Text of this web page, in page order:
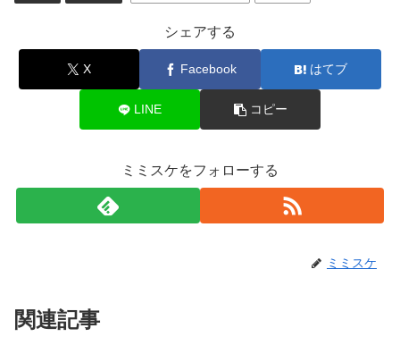
シェアする
X Facebook はてブ
LINE コピー
ミミスケをフォローする
ミミスケ
関連記事